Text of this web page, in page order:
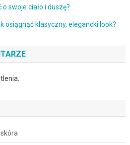
swoje ciało i duszę?
osiągnąć klasyczny, elegancki look?